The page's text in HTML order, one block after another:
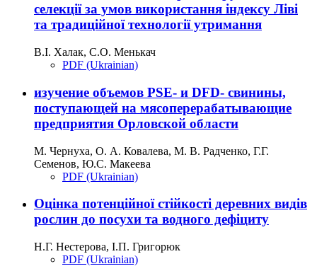
селекції за умов використання індексу Ліві
та традиційної технології утримання
В.І. Халак, С.О. Менькач
PDF (Ukrainian)
изучение объемов PSE- и DFD- свинины,
поступающей на мясоперерабатывающие
предприятия Орловской области
М. Чернуха, О. А. Ковалева, М. В. Радченко, Г.Г.
Семенов, Ю.С. Макеева
PDF (Ukrainian)
Оцінка потенційної стійкості деревних видів
рослин до посухи та водного дефіциту
Н.Г. Нестерова, І.П. Григорюк
PDF (Ukrainian)